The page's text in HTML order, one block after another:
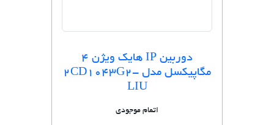
دوربین IP هایک ویژن 4
مگاپیکسل مدل 2CD1043G2-
LIU
اتمام موجودی